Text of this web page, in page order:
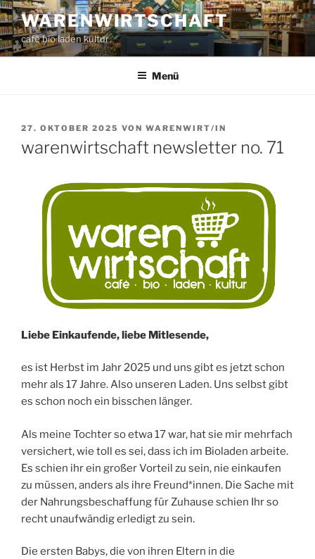
Zum
Inhalt
springen
WARENWIRTSCHAFT
café bio laden kultur
Menü
VERÖFFENTLICHT
27. OKTOBER 2025 VON WARENWIRT/IN
warenwirtschaft newsletter no. 71
Liebe Einkaufende, liebe Mitlesende,
es ist Herbst im Jahr 2025 und uns gibt es jetzt schon
mehr als 17 Jahre. Also unseren Laden. Uns selbst gibt
es schon noch ein bisschen länger.
Als meine Tochter so etwa 17 war, hat sie mir mehrfach
versichert, wie toll es sei, dass ich im Bioladen arbeite.
Es schien ihr ein großer Vorteil zu sein, nie einkaufen
zu müssen, anders als ihre Freund*innen. Die Sache mit
der Nahrungsbeschaffung für Zuhause schien Ihr so
recht unaufwändig erledigt zu sein.
Die ersten Babys, die von ihren Eltern in die